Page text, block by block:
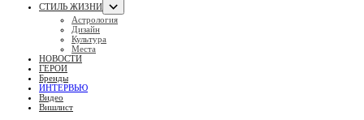
СТИЛЬ ЖИЗНИ
Астрология
Дизайн
Культура
Места
НОВОСТИ
ГЕРОИ
Бренды
ИНТЕРВЬЮ
Видео
Вишлист